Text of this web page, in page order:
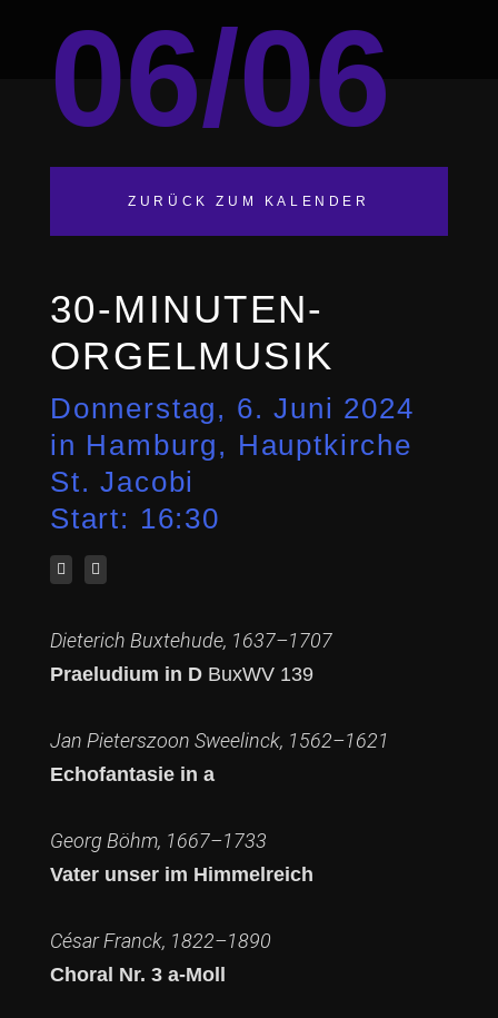
06/06
ZURÜCK ZUM KALENDER
30-MINUTEN-
ORGELMUSIK
Donnerstag, 6. Juni 2024
in Hamburg, Hauptkirche
St. Jacobi
Start: 16:30
Dieterich Buxtehude, 1637–1707
Praeludium in D BuxWV 139
Jan Pieterszoon Sweelinck, 1562–1621
Echofantasie in a
Georg Böhm, 1667–1733
Vater unser im Himmelreich
César Franck, 1822–1890
Choral Nr. 3 a-Moll